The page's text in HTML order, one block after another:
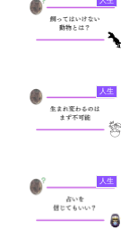
人生
人生